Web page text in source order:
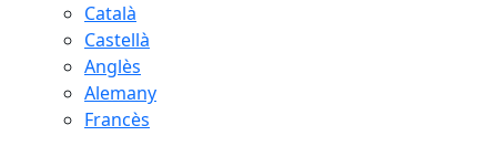
Català
Castellà
Anglès
Alemany
Francès